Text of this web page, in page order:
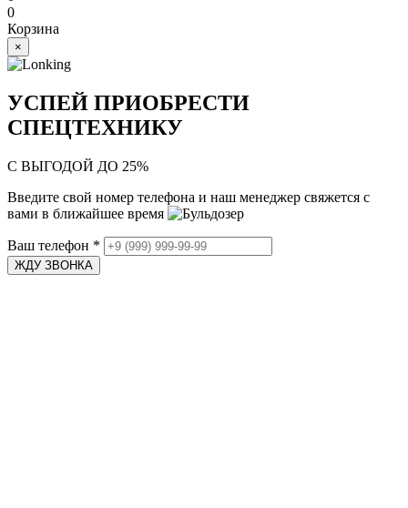
0
Корзина
×
УСПЕЙ ПРИОБРЕСТИ
СПЕЦТЕХНИКУ
С ВЫГОДОЙ ДО 25%
Введите свой номер телефона и наш менеджер свяжется с
вами в ближайшее время
Ваш телефон *